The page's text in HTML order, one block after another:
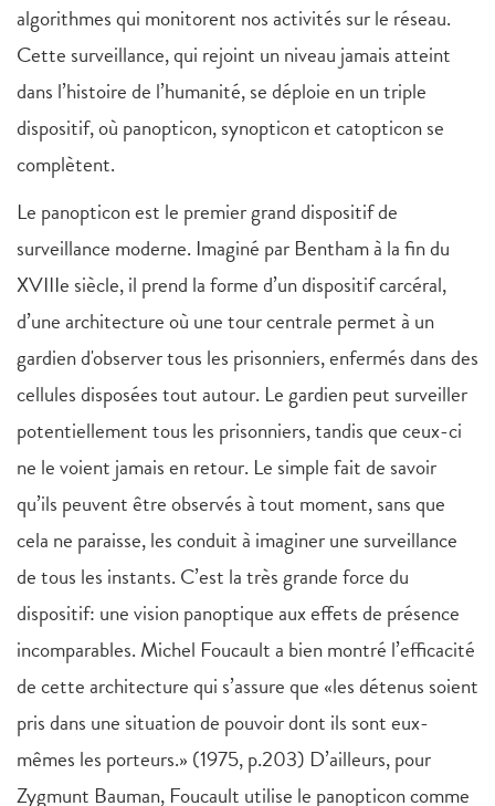
algorithmes qui monitorent nos activités sur le réseau.
Cette surveillance, qui rejoint un niveau jamais atteint
dans l’histoire de l’humanité, se déploie en un triple
dispositif, où panopticon, synopticon et catopticon se
complètent.
Le panopticon est le premier grand dispositif de
surveillance moderne. Imaginé par Bentham à la fin du
XVIIIe siècle, il prend la forme d’un dispositif carcéral,
d’une architecture où une tour centrale permet à un
gardien d'observer tous les prisonniers, enfermés dans des
cellules disposées tout autour. Le gardien peut surveiller
potentiellement tous les prisonniers, tandis que ceux-ci
ne le voient jamais en retour. Le simple fait de savoir
qu’ils peuvent être observés à tout moment, sans que
cela ne paraisse, les conduit à imaginer une surveillance
de tous les instants. C’est la très grande force du
dispositif: une vision panoptique aux effets de présence
incomparables. Michel Foucault a bien montré l’efficacité
de cette architecture qui s’assure que «les détenus soient
pris dans une situation de pouvoir dont ils sont eux-
mêmes les porteurs.» (1975, p.203) D’ailleurs, pour
Zygmunt Bauman, Foucault utilise le panopticon comme